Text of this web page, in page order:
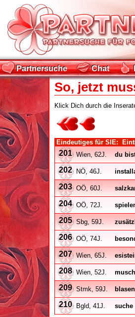
Partnersuche
Partnersuche Chat
Chat
So, jetzt
Klick Dich durch die
Eindeutiges für SIE:
201 Wien, 62J. du
202 NÖ, 46J.
203 OÖ, 60J.
204 OÖ, 72J.
205 Sbg, 59J.
206 OÖ, 74J.
207 Wien, 65J.
208 Wien, 52J.
209 Stmk, 59J. blasen
210 Bgld, 41J. suche